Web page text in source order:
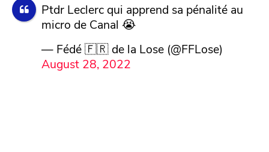
Ptdr Leclerc qui apprend sa pénalité au
micro de Canal 😭
— Fédé 🇫🇷 de la Lose (@FFLose)
August 28, 2022